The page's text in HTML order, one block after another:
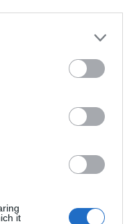
it
της βλάβης.
σου.